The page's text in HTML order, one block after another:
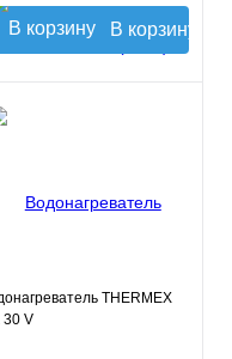
В корзину
THERMEX
30 V